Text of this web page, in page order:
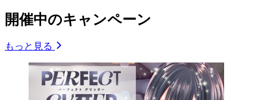
開催中のキャンペーン
もっと見る